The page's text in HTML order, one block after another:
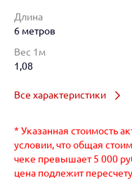
Длина
6 метров
Вес 1м
1,08
Все характеристики
* Указанная стоимость
условии, что общая
чеке превышает 5 000
цена подлежит